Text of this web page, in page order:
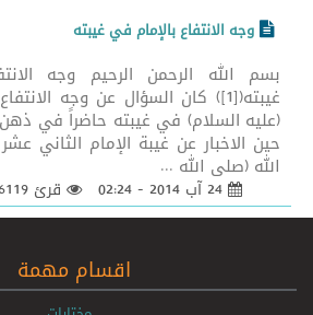
وجه الانتفاع بالإمام في غيبته
بسم الله الرحمن الرحيم وجه
غيبته([1]) كان السؤال عن وجه
(عليه السلام) في غيبته حاضراً في
حين الاخبار عن غيبة الإمام الثاني
الله (صلى الله ...
قرئ 6119 مرة
اقسام مهمة